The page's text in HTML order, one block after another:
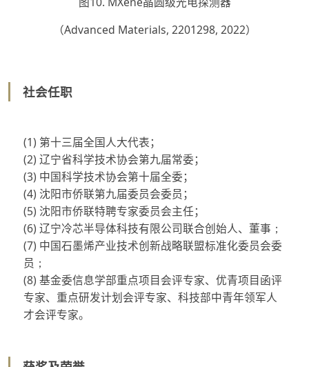
（Advanced Materials, 2201298, 2022）
社会任职
(1) 第十三届全国人大代表；
(2) 辽宁省科学技术协会第九届常委；
(3) 中国科学技术协会第十届全委；
(4) 沈阳市侨联第九届委员会委员；
(5) 沈阳市侨联特聘专家委员会主任；
(6) 辽宁冷芯半导体科技有限公司联合创始人、董事 ；
(7) 中国石墨烯产业技术创新战略联盟标准化委员会委
员 ；
(8) 基金委信息学部重点项目会评专家、优青项目函评
专家、重点研发计划会评专家、科技部中青年领军人
才会评专家。